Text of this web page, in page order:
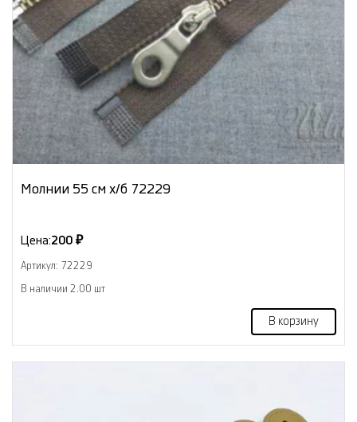
Молнии 55 см х/б 72229
Цена:200 ₽
Артикул: 72229
В наличии 2.00 шт
В корзину